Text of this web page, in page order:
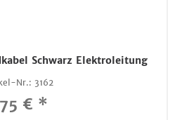
Schwarz Elektroleitung
Nr.: 3162
€ *